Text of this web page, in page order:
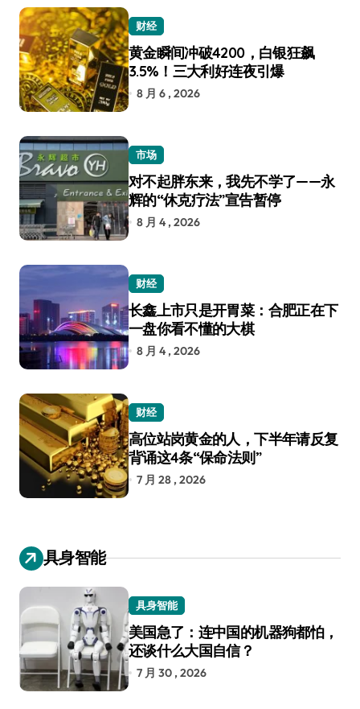
财经
黄金瞬间冲破4200，白银狂飙
3.5%！三大利好连夜引爆
8 月 6 , 2026
市场
对不起胖东来，我先不学了——永
辉的“休克疗法”宣告暂停
8 月 4 , 2026
财经
长鑫上市只是开胃菜：合肥正在下
一盘你看不懂的大棋
8 月 4 , 2026
财经
高位站岗黄金的人，下半年请反复
背诵这4条“保命法则”
7 月 28 , 2026
具身智能
具身智能
美国急了：连中国的机器狗都怕，
还谈什么大国自信？
7 月 30 , 2026